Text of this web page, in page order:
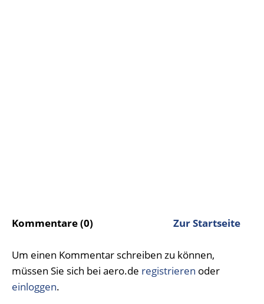
Kommentare (0) Zur Startseite
Um einen Kommentar schreiben zu können,
müssen Sie sich bei aero.de registrieren oder
einloggen.